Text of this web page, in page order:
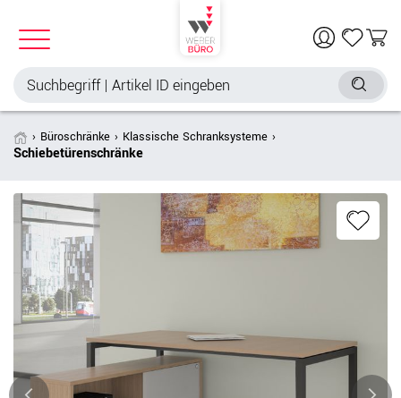
Büroschränke Klassische Schranksysteme
Schiebetürenschränke